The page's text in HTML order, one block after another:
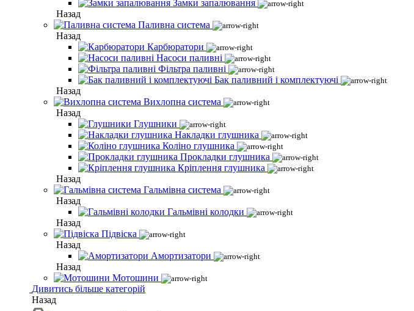
Замки запалювання
Назад
Паливна система
Назад
Карбюратори
Насоси паливні
Фільтра паливні
Бак паливний і комплектуючі
Назад
Вихлопна система
Назад
Глушники
Накладки глушника
Коліно глушника
Прокладки глушника
Кріплення глушника
Назад
Гальмівна система
Назад
Гальмівні колодки
Назад
Підвіска
Назад
Амортизатори
Назад
Мотошини
Дивитись більше категорій
Назад